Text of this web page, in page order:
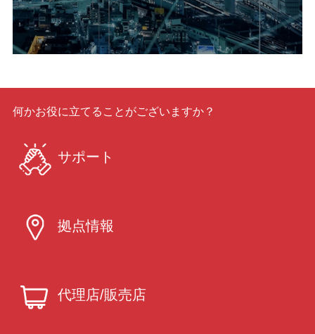
何かお役に立てることがございますか？
サポート
拠点情報
代理店/販売店